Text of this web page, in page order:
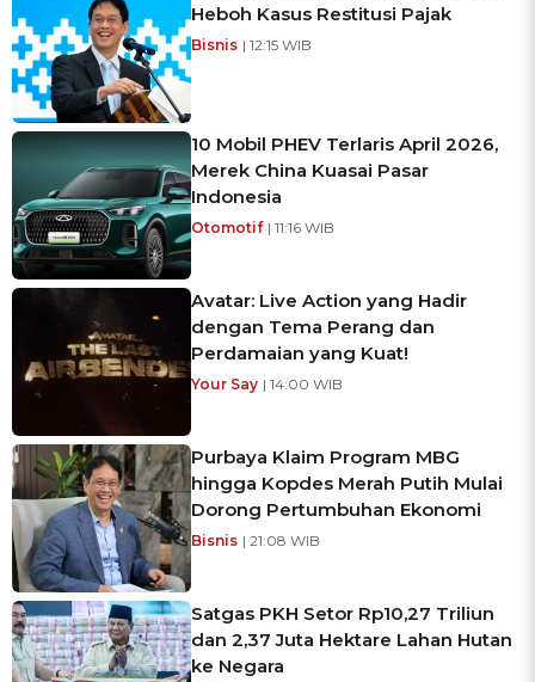
Heboh Kasus Restitusi Pajak
Bisnis | 12:15 WIB
10 Mobil PHEV Terlaris April 2026,
Merek China Kuasai Pasar
Indonesia
Otomotif | 11:16 WIB
Avatar: Live Action yang Hadir
dengan Tema Perang dan
Perdamaian yang Kuat!
Your Say | 14:00 WIB
Purbaya Klaim Program MBG
hingga Kopdes Merah Putih Mulai
Dorong Pertumbuhan Ekonomi
Bisnis | 21:08 WIB
Satgas PKH Setor Rp10,27 Triliun
dan 2,37 Juta Hektare Lahan Hutan
ke Negara